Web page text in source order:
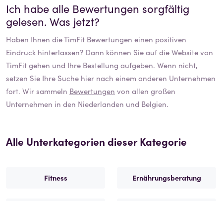
Ich habe alle Bewertungen sorgfältig
gelesen. Was jetzt?
Haben Ihnen dieTimFit Bewertungen einen positiven
Eindruck hinterlassen? Dann können Sie auf die Website von
TimFitgehen und Ihre Bestellung aufgeben. Wenn nicht,
setzen Sie Ihre Suche hier nach einem anderen Unternehmen
fort. Wir sammeln Bewertungen von allen großen
Unternehmen in den Niederlanden und Belgien.
Alle Unterkategorien dieser Kategorie
Fitness Ernährungsberatung